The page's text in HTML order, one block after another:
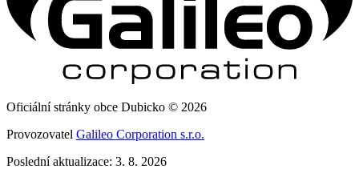
Oficiální stránky obce Dubicko © 2026
Provozovatel Galileo Corporation s.r.o.
Poslední aktualizace: 3. 8. 2026